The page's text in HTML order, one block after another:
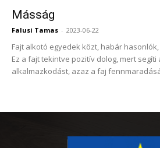
Másság
Falusi Tamas - 2023-06-22
Fajt alkotó egyedek közt, habár
Ez a fajt tekintve pozitív dolog, mert segíti
alkalmazkodást, azaz a faj